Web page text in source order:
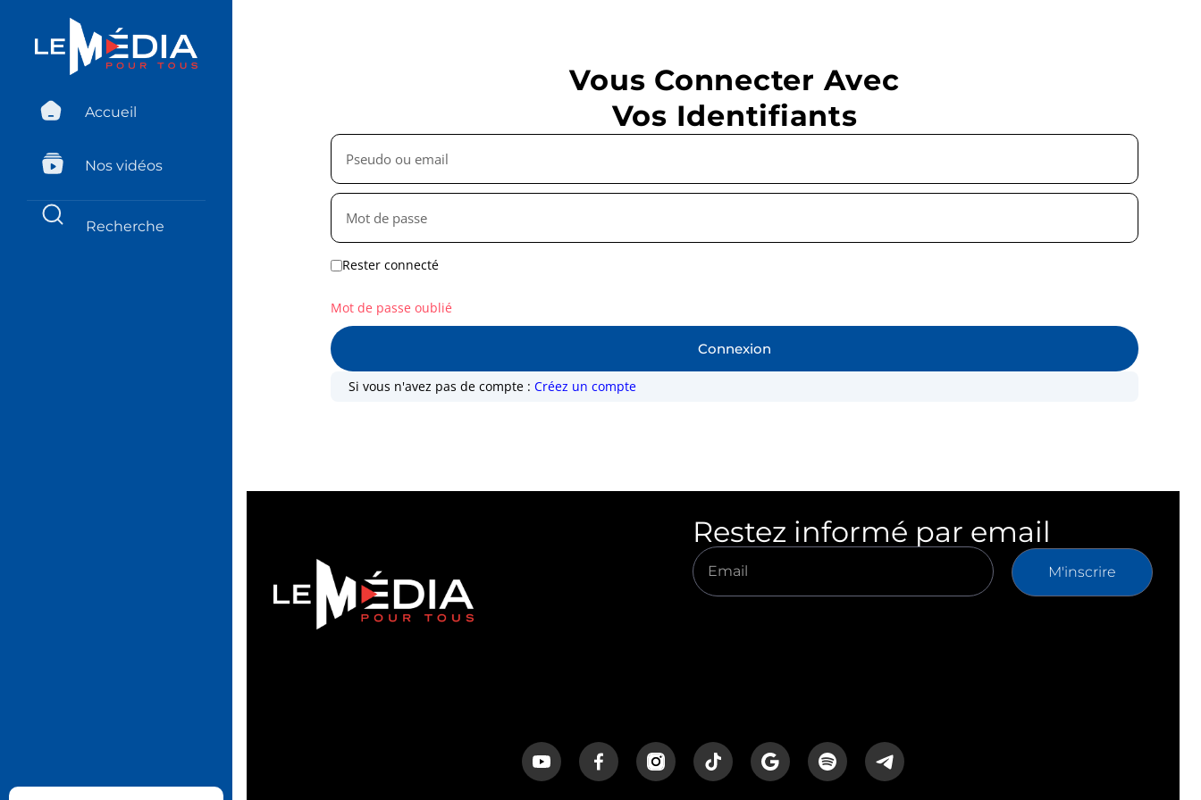
Accueil
Nos vidéos
Vous Connecter Avec
Vos Identifiants
Rester connecté
Connexion
Mot de passe oublié
Si vous n'avez pas de compte :Créez un compte
Restez informé par email
M'inscrire